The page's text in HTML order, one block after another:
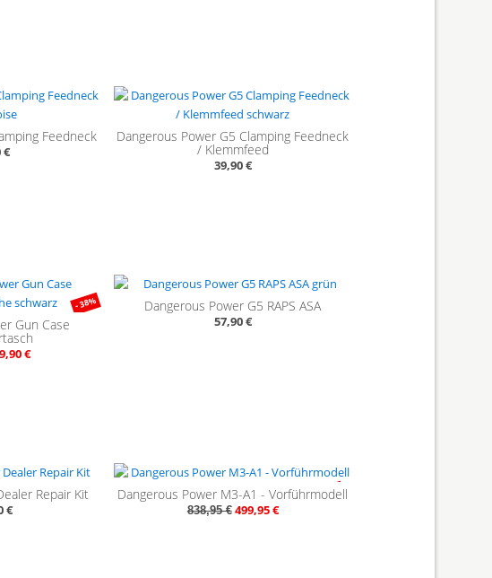
Feedneck
€
Dangerous Power G5 Clamping Feedneck
/ Klemmfeed
39,90 €
- 38%
Gun Case
€
Dangerous Power G5 RAPS ASA
57,90 €
Repair Kit
€
- 40%
Dangerous Power M3-A1 - Vorführmodell
838,95 €499,95 €